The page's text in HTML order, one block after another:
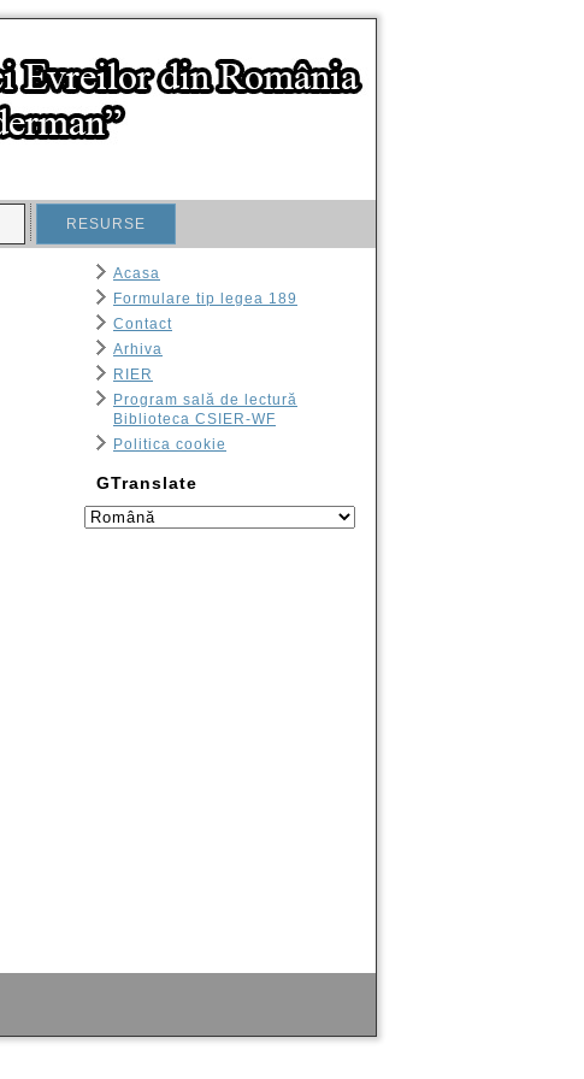
RESURSE
Acasa
Formulare tip legea 189
Contact
Arhiva
RIER
Program sală de lectură
Biblioteca CSIER-WF
Politica cookie
GTranslate